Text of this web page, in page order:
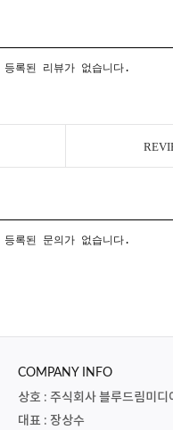
등록된 리뷰가 없습니다.
등록된 문의가 없습니다.
COMPANY INFO
상호 : 주식회사 블루드림미디
대표 : 장상수